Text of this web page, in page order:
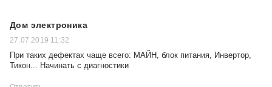
Дом электроника
27.07.2019 11:32
При таких дефектах чаще всего: МАЙН, блок питания, Инвертор,
Тикон... Начинать с диагностики